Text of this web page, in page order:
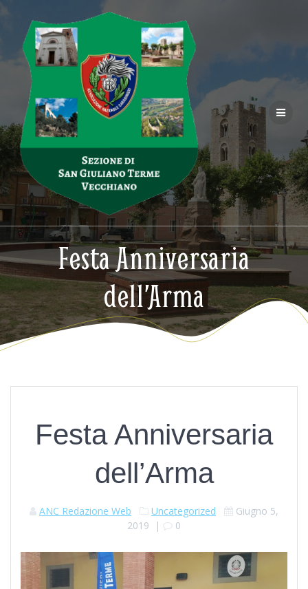
al
contenuto
Festa Anniversaria
dell’Arma
Festa Anniversaria
dell’Arma
ANC Redazione Web Uncategorized
Giugno 5,
2019 | 0